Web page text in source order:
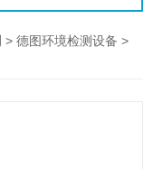
>德图环境检测设备 >